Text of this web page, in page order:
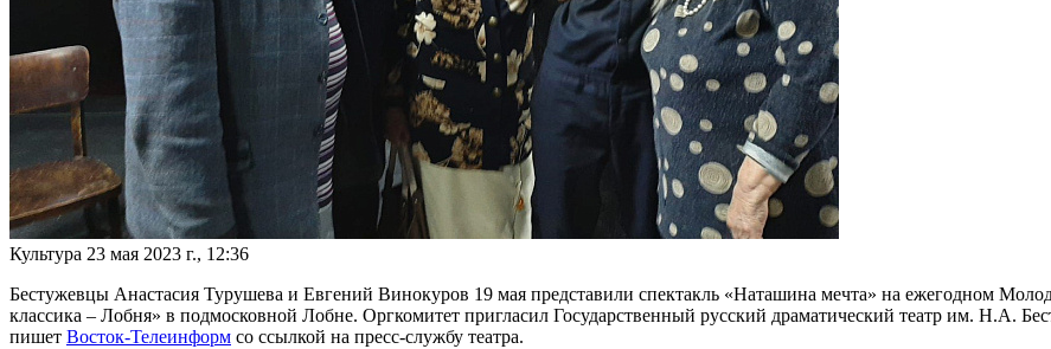
Культура 23 мая 2023 г., 12:36
Бестужевцы Анастасия Турушева и Евгений Винокуров 19 мая представили спектакль «Наташина мечта» на ежегодном
классика – Лобня» в подмосковной Лобне. Оргкомитет пригласил Государственный русский драматический театр им. Н.А.
пишет Восток-Телеинформ со ссылкой на пресс-службу театра.